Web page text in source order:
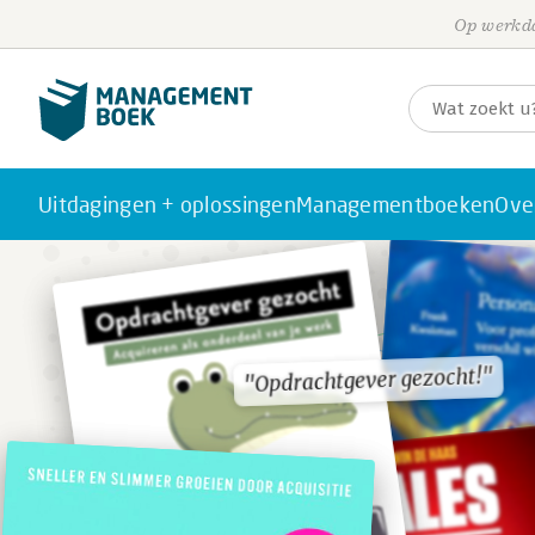
Op
Uitdagingen + oplossingenManagementboeken
"Opdrachtgever gezocht!"
"Opdrachtgever gezocht!"